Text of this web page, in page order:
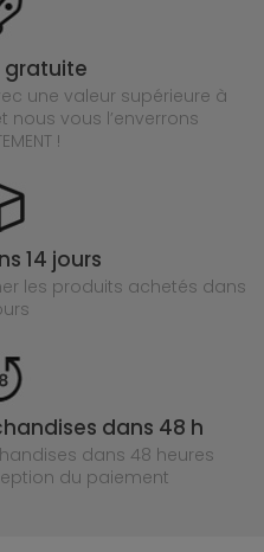
gratuite
une valeur supérieure à
nous vous l’enverrons
!
14 jours
les produits achetés dans
dans 48 h
dans 48 heures
du paiement